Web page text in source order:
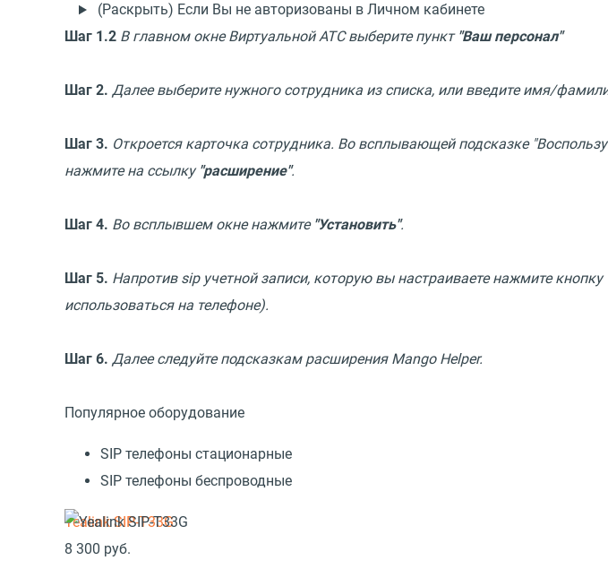
(Раскрыть) Если Вы не авторизованы в Личном кабинете
Шаг 1.2 В главном окне Виртуальной АТС выберите пункт "Ваш персонал"
Шаг 2. Далее выберите нужного сотрудника из списка, или введите имя/
Шаг 3. Откроется карточка сотрудника. Во всплывающей подсказке
нажмите на ссылку "расширение".
Шаг 4. Во всплывшем окне нажмите "Установить".
Шаг 5. Напротив sip учетной записи, которую вы настраиваете нажмите кнопку
использоваться на телефоне).
Шаг 6. Далее следуйте подсказкам расширения Mango Helper.
Популярное оборудование
SIP телефоны стационарные
SIP телефоны беспроводные
Yealink SIP-T33G
8 300 руб.